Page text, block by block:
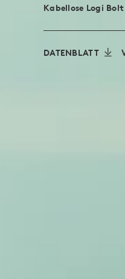
Kabellose Logi
DATENBLATT